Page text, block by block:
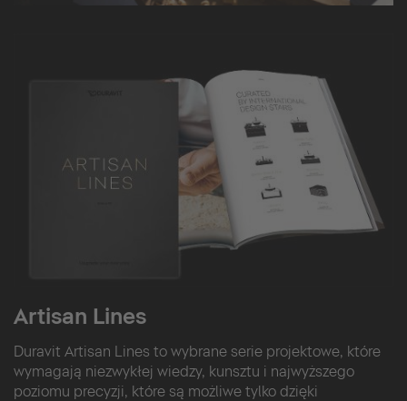
Artisan Lines
Duravit Artisan Lines to wybrane serie projektowe, które
wymagają niezwykłej wiedzy, kunsztu i najwyższego
poziomu precyzji, które są możliwe tylko dzięki